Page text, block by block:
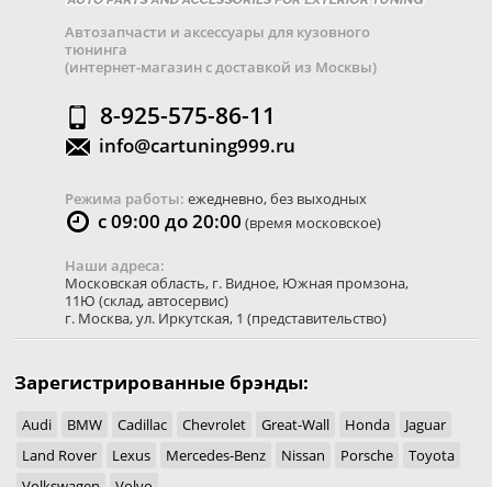
Автозапчасти и аксессуары для кузовного
тюнинга
(интернет-магазин с доставкой из Москвы)
8-925-575-86-11
info@cartuning999.ru
Режима работы: ежедневно, без выходных
с 09:00 до 20:00 (время московское)
Наши адреса:
Московская область, г. Видное, Южная промзона,
11Ю (склад, автосервис)
г. Москва,ул. Иркутская, 1 (представительство)
Зарегистрированные брэнды:
Audi BMW Cadillac Chevrolet Great-Wall Honda
Jaguar
Land Rover
Lexus Mercedes-Benz Nissan Porsche
Toyota